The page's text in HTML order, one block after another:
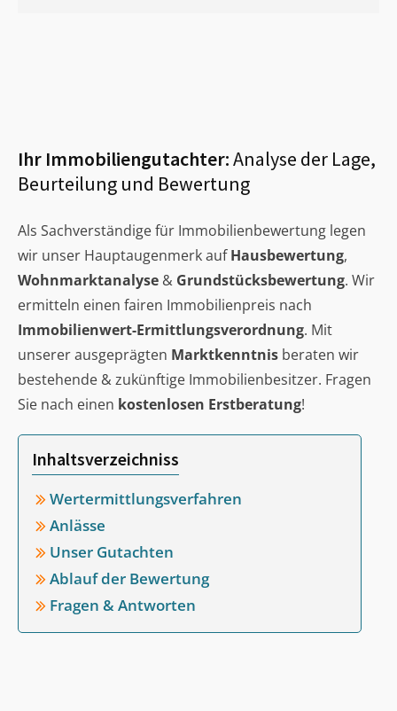
Ihr Immobiliengutachter:Analyse der Lage,
Beurteilung und Bewertung
Als Sachverständige für Immobilienbewertung legen
wir unser Hauptaugenmerk aufHausbewertung,
Wohnmarktanalyse & Grundstücksbewertung. Wir
ermitteln einen fairen Immobilienpreis nach
Immobilienwert-Ermittlungsverordnung. Mit
unserer ausgeprägten Marktkenntnis beraten wir
bestehende & zukünftige Immobilienbesitzer. Fragen
Sie nach einen kostenlosen Erstberatung!
Inhaltsverzeichniss
Wertermittlungsverfahren
Anlässe
Unser Gutachten
Ablauf der Bewertung
Fragen & Antworten